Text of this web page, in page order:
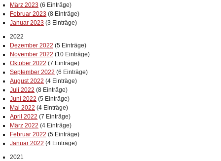
März 2023 (6 Einträge)
Februar 2023 (8 Einträge)
Januar 2023 (3 Einträge)
2022
Dezember 2022 (5 Einträge)
November 2022 (10 Einträge)
Oktober 2022 (7 Einträge)
September 2022 (6 Einträge)
August 2022 (4 Einträge)
Juli 2022 (8 Einträge)
Juni 2022 (5 Einträge)
Mai 2022 (4 Einträge)
April 2022 (7 Einträge)
März 2022 (4 Einträge)
Februar 2022 (5 Einträge)
Januar 2022 (4 Einträge)
2021